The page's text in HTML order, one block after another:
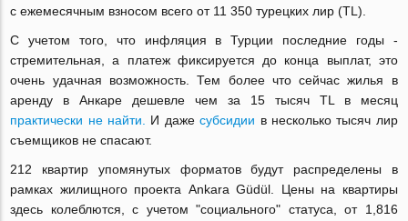
с ежемесячным взносом всего от 11 350 турецких лир (TL).
C учетом того, что инфляция в Турции последние годы -
стремительная, а платеж фиксируется до конца выплат, это
очень удачная возможность. Тем более что сейчас жилья в
аренду в Анкаре дешевле чем за 15 тысяч TL в месяц
практически не найти.
И дажесубсидии в несколько тысяч лир
съемщиков не спасают.
212 квартир упомянутых форматов будут распределены в
рамках жилищного проекта Ankara Güdül. Цены на квартиры
здесь колеблются, с учетом "социального" статуса, от 1,816